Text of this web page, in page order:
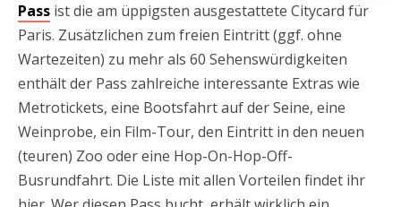
Pass ist die am üppigsten ausgestattete Citycard für
Paris. Zusätzlichen zum freien Eintritt (ggf. ohne
Wartezeiten) zu mehr als 60 Sehenswürdigkeiten
enthält der Pass zahlreiche interessante Extras wie
Metrotickets, eine Bootsfahrt auf der Seine, eine
Weinprobe, ein Film-Tour, den Eintritt in den neuen
(teuren) Zoo oder eine Hop-On-Hop-Off-
Busrundfahrt. Die Liste mit allen Vorteilen findet ihr